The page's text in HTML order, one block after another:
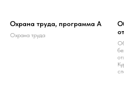
Охрана труда, программа А
Охрана труда